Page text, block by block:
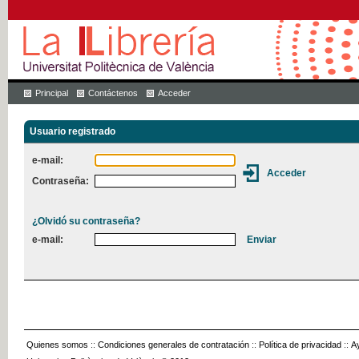
Principal Contáctenos Acceder
Usuario registrado
e-mail:
Contraseña:
¿Olvidó su contraseña?
e-mail:
Quienes somos :: Condiciones generales de contratación :: Política de privacidad ::